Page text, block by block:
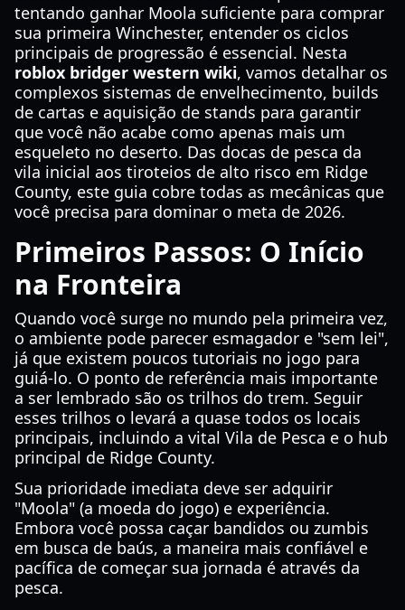
tentando ganhar Moola suficiente para comprar
sua primeira Winchester, entender os ciclos
principais de progressão é essencial. Nesta
roblox bridger western wiki, vamos detalhar os
complexos sistemas de envelhecimento, builds
de cartas e aquisição de stands para garantir
que você não acabe como apenas mais um
esqueleto no deserto. Das docas de pesca da
vila inicial aos tiroteios de alto risco em Ridge
County, este guia cobre todas as mecânicas que
você precisa para dominar o meta de 2026.
Primeiros Passos: O Início
na Fronteira
Quando você surge no mundo pela primeira vez,
o ambiente pode parecer esmagador e "sem lei",
já que existem poucos tutoriais no jogo para
guiá-lo. O ponto de referência mais importante
a ser lembrado são os trilhos do trem. Seguir
esses trilhos o levará a quase todos os locais
principais, incluindo a vital Vila de Pesca e o hub
principal de Ridge County.
Sua prioridade imediata deve ser adquirir
"Moola" (a moeda do jogo) e experiência.
Embora você possa caçar bandidos ou zumbis
em busca de baús, a maneira mais confiável e
pacífica de começar sua jornada é através da
pesca.